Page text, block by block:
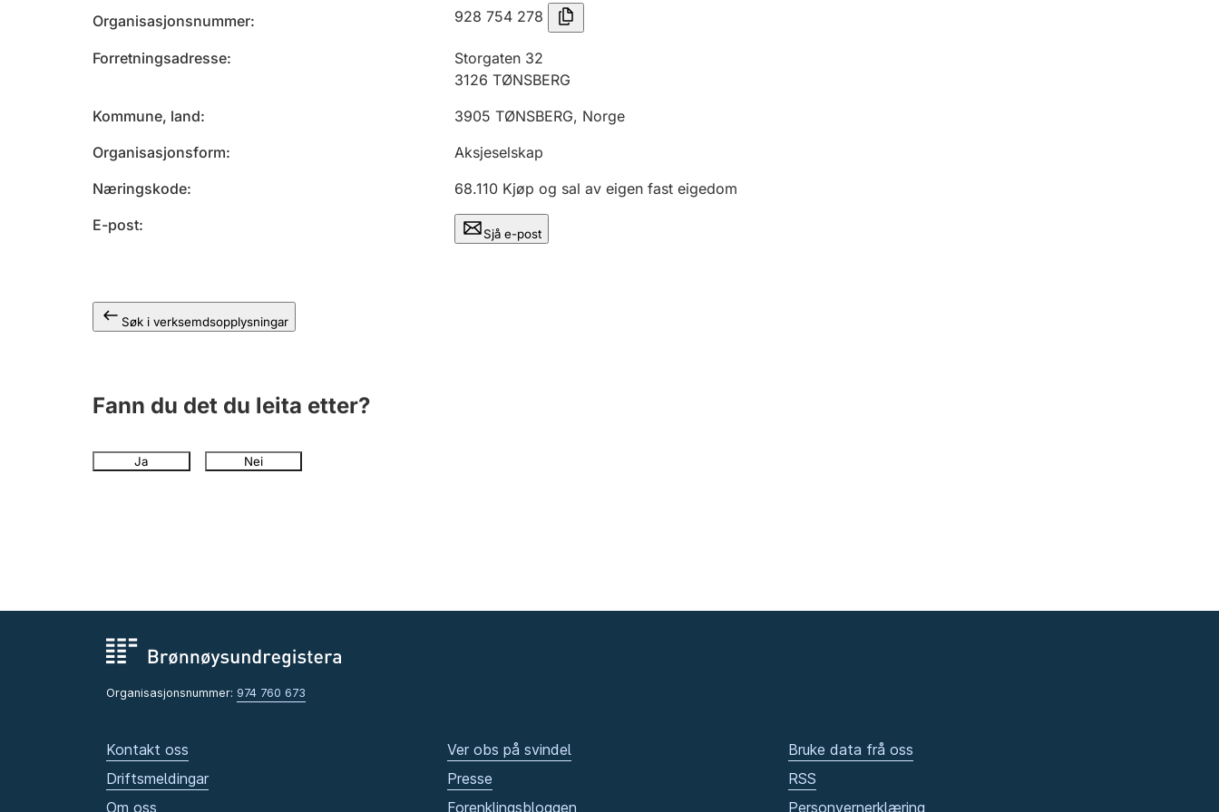
Organisasjonsnummer 928 754 278
Forretningsadresse
Storgaten 32
3126 TØNSBERG
Kommune, land
3905 TØNSBERG, Norge
Organisasjonsform
Aksjeselskap
Næringskode
68.110 Kjøp og sal av eigen fast eigedom
E-post
Sjå e-post
Søk i verksemdsopplysningar
Fann du det du leita etter?
Ja Nei
Organisasjonsnummer: 974 760 673
Kontakt oss
Driftsmeldingar
Om oss
Ver obs på svindel
Presse
Forenklingsbloggen
Bruke data frå oss
RSS
Personvernerklæring